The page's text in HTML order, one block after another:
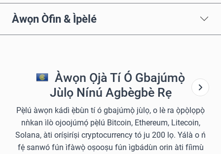
Àwọn Òfin & Ìpèlé
Àwọn Ọjà Tí Ó Gbajúmọ̀
Jùlọ Nínú Agbègbè Rẹ
Pẹ̀lú àwọn kádì ẹ̀bùn tí ó gbajúmọ̀ jùlọ, o lè ra ọ̀pọ̀lọpọ̀
nǹkan ìlò ojoojúmọ́ pẹ̀lú Bitcoin, Ethereum, Litecoin,
Solana, àti oríṣiríṣi cryptocurrency tó ju 200 lọ. Yálà o ń
fẹ́ sanwó fún ìfàwọ̀ oṣooṣu fún ìgbádùn orin àti fíìmù